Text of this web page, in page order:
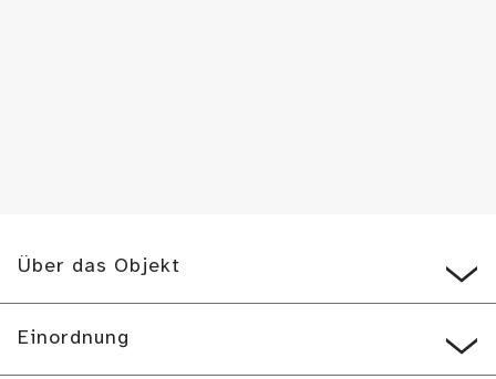
Über das Objekt
Einordnung